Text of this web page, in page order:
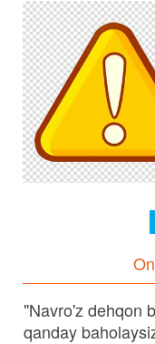
"Navro'z dehqon
qanday